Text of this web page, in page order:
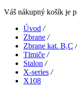
Váš nákupný košík je
Úvod /
Zbrane /
Zbrane kat. B,C /
Tlmiče /
Stalon /
X-series /
X108